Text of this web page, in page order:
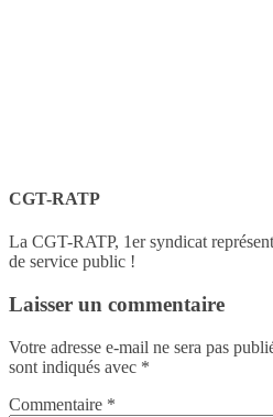
CGT-RATP
La CGT-RATP, 1er syndicat
de service public !
Laisser un commentaire
Votre adresse e-mail ne sera pas
sont indiqués avec *
Commentaire *